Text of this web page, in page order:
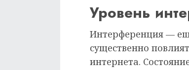
Уровень
Интерференция —
существенно
интернета.